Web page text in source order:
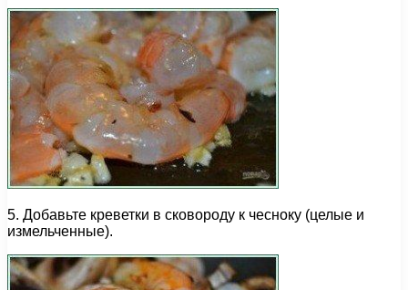
5. Добавьте креветки в сковороду к чесноку (целые и
измельченные).